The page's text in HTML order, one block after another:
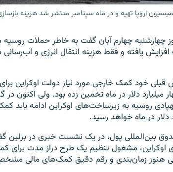
و در ماه سپتامبر منتشر شد هزینه بازسازی اوکراین حدود ۳۵۰
چهارشنبه چهارم آبان گفت به خاطر حملات روسیه
یافته و فقط هزینه انتقال انرژی و
خود کمک خارجی مورد نیاز دولت اوکراین
دلار در ماه تخمین زده بود. ولی اکنون
روسیه به زیرساخت‌های اوکراین ادامه یابد
دلار در ماه خواهد رسید.
بین‌المللی پول، در یک نشست خبری در برلین
اوکراین، مشغول تنظیم یک طرح دراز مدت برای
هنوز زمان‌بندی و رقم دقیق کمک‌های مالی